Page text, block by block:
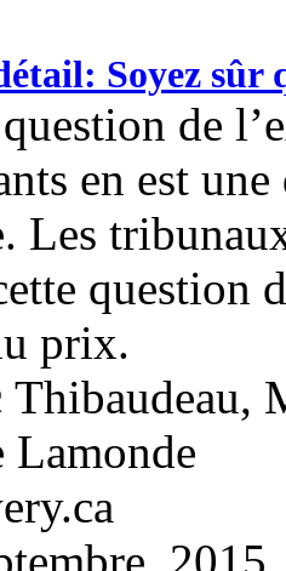
Soyez sûr
de
en est
Les
question
prix.
Lamonde